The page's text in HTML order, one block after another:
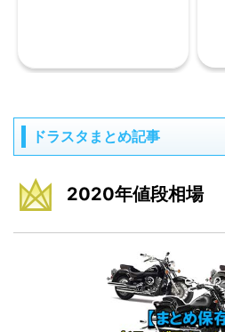
ドラスタまとめ記事
2020年値段相場